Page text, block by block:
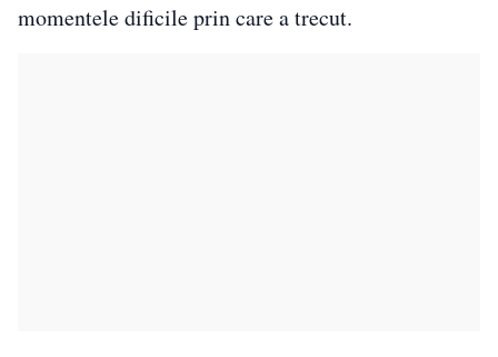
momentele dificile prin care a trecut.